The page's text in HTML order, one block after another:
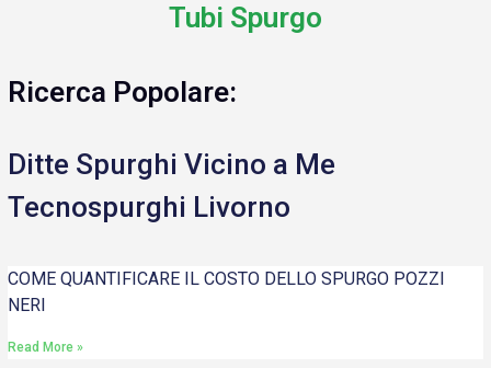
Tubi Spurgo
Ricerca Popolare:
Ditte Spurghi Vicino a Me
Tecnospurghi Livorno
COME QUANTIFICARE IL COSTO DELLO SPURGO POZZI
NERI
Read More »